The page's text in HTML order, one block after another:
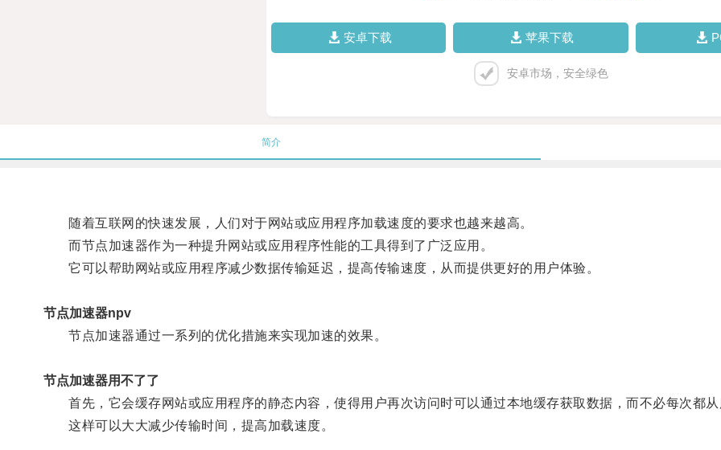
安卓下载 苹果下载
安卓市场，安全绿色
简介
随着互联网的快速发展，人们对于网站或应用程序加载速度的要求也越来越高。
而节点加速器作为一种提升网站或应用程序性能的工具得到了广泛应用。
它可以帮助网站或应用程序减少数据传输延迟，提高传输速度，从而提供更好的用户体验。
节点加速器npv
节点加速器通过一系列的优化措施来实现加速的效果。
节点加速器用不了了
首先，它会缓存网站或应用程序的静态内容，使得用户再次访问时可以通过本地缓存获取数据，而不必每次都从
这样可以大大减少传输时间，提高加载速度。